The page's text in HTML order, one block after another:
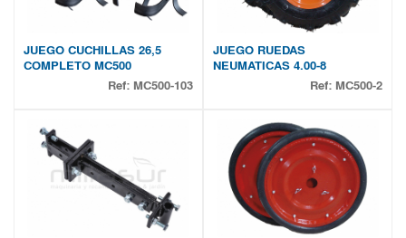
JUEGO CUCHILLAS 26,5
COMPLETO MC500
Ref: MC500-103
JUEGO RUEDAS
NEUMATICAS 4.00-8
Ref: MC500-2